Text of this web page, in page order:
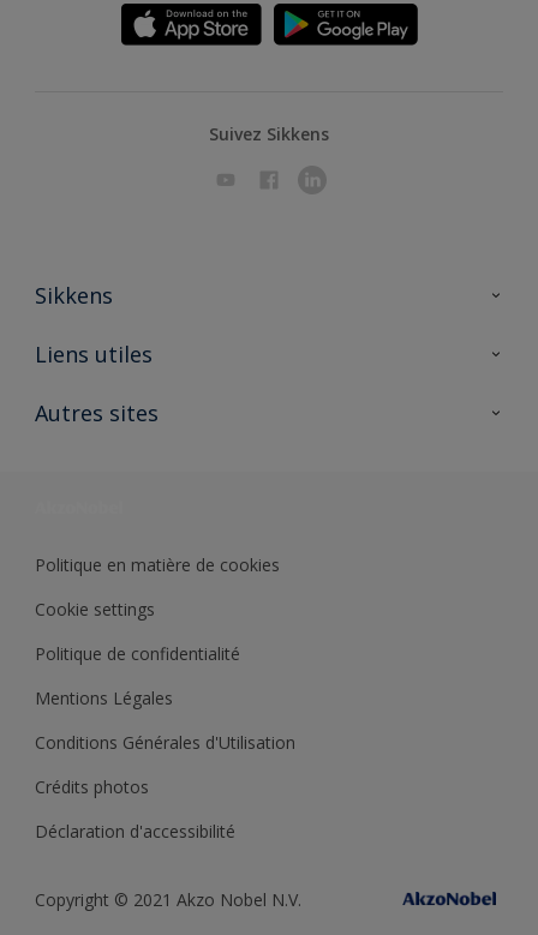
Suivez Sikkens
Sikkens
A propos de Sikkens
Liens utiles
Ouvrir un magasin PASS
Autres sites
Politique en matière de cookies
Cookie settings
Politique de confidentialité
Mentions Légales
Conditions Générales d'Utilisation
Crédits photos
Déclaration d'accessibilité
Copyright © 2021 Akzo Nobel N.V.